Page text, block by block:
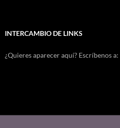
INTERCAMBIO DE LINKS
¿Quieres aparecer aquí? Escríbenos a: